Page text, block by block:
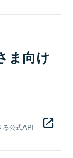
ま向け
る公式API